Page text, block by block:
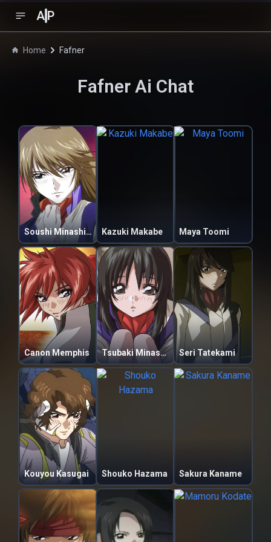
A P
Home Fafner
Fafner Ai Chat
Soushi Minashiro Kazuki Makabe Maya Toomi
Canon Memphis Tsubaki Minashiro Seri Tatekami
Kouyou Kasugai Shouko Hazama Sakura Kaname